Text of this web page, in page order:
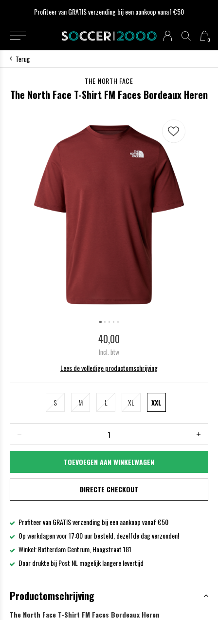
0
Profiteer van GRATIS verzending bij een aankoop vanaf €50
Terug
THE NORTH FACE
The North Face T-Shirt FM Faces Bordeaux Heren
40,00
Incl. btw
Lees de volledige productomschrijving
S M L XL XXL
TOEVOEGEN AAN WINKELWAGEN
DIRECTE CHECKOUT
Profiteer van GRATIS verzending bij een aankoop vanaf €50
Op werkdagen voor 17:00 uur besteld, dezelfde dag verzonden!
Winkel: Rotterdam Centrum, Hoogstraat 181
Door drukte bij Post NL mogelijk langere levertijd
Productomschrijving
The North Face T-Shirt FM Faces Bordeaux Heren